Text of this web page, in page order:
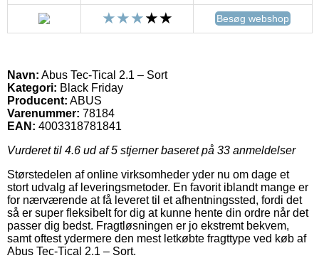
Besøg webshop
Navn: Abus Tec-Tical 2.1 – Sort
Kategori: Black Friday
Producent: ABUS
Varenummer: 78184
EAN: 4003318781841
Vurderet til 4.6 ud af 5 stjerner baseret på 33 anmeldelser
Størstedelen af online virksomheder yder nu om dage et
stort udvalg af leveringsmetoder. En favorit iblandt mange er
for nærværende at få leveret til et afhentningssted, fordi det
så er super fleksibelt for dig at kunne hente din ordre når det
passer dig bedst. Fragtløsningen er jo ekstremt bekvem,
samt oftest ydermere den mest letkøbte fragttype ved køb af
Abus Tec-Tical 2.1 – Sort.